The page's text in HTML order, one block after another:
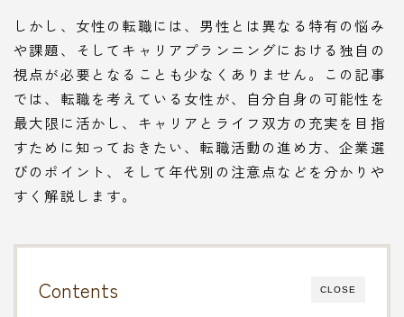
しかし、女性の転職には、男性とは異なる特有の悩み
や課題、そしてキャリアプランニングにおける独自の
視点が必要となることも少なくありません。この記事
では、転職を考えている女性が、自分自身の可能性を
最大限に活かし、キャリアとライフ双方の充実を目指
すために知っておきたい、転職活動の進め方、企業選
びのポイント、そして年代別の注意点などを分かりや
すく解説します。
CLOSE
Contents